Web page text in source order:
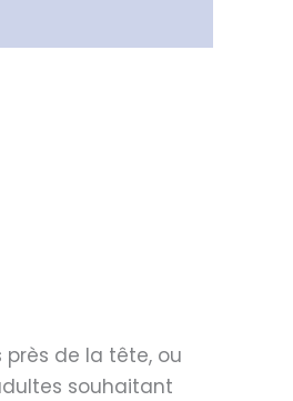
près de la tête, ou
souhaitant